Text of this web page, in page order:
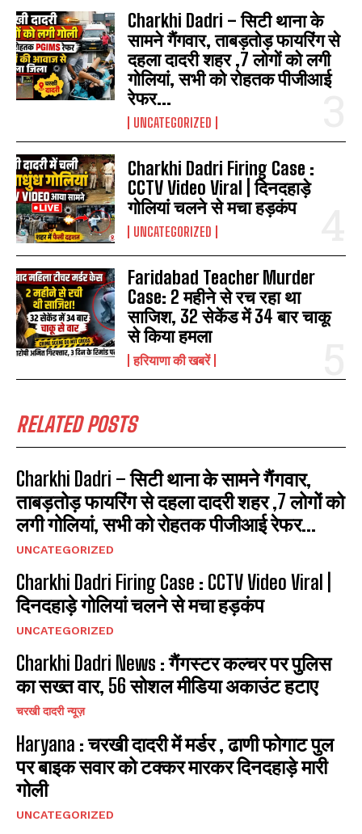
Charkhi Dadri – सिटी थाना के
सामने गैंगवार, ताबड़तोड़ फायरिंग से
दहला दादरी शहर ,7 लोगों को लगी
गोलियां, सभी को रोहतक पीजीआई
रेफर...
UNCATEGORIZED
Charkhi Dadri Firing Case :
CCTV Video Viral | दिनदहाड़े
गोलियां चलने से मचा हड़कंप
UNCATEGORIZED
Faridabad Teacher Murder
Case: 2 महीने से रच रहा था
साजिश, 32 सेकेंड में 34 बार चाकू
से किया हमला
हरियाणा की खबरें
RELATED POSTS
Charkhi Dadri – सिटी थाना के सामने गैंगवार,
ताबड़तोड़ फायरिंग से दहला दादरी शहर ,7 लोगों को
लगी गोलियां, सभी को रोहतक पीजीआई रेफर...
UNCATEGORIZED
Charkhi Dadri Firing Case : CCTV Video Viral |
दिनदहाड़े गोलियां चलने से मचा हड़कंप
UNCATEGORIZED
Charkhi Dadri News : गैंगस्टर कल्चर पर पुलिस
का सख्त वार, 56 सोशल मीडिया अकाउंट हटाए
चरखी दादरी न्यूज़
Haryana : चरखी दादरी में मर्डर , ढाणी फोगाट पुल
पर बाइक सवार को टक्कर मारकर दिनदहाड़े मारी
गोली
UNCATEGORIZED